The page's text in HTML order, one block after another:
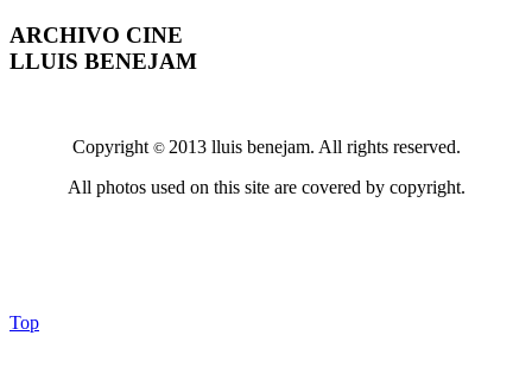
ARCHIVO CINE
LLUIS BENEJAM
Copyright © 2013 lluis benejam. All rights reserved.
All photos used on this site are covered by copyright.
Top